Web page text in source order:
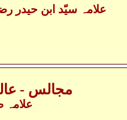
- علامہ سیّد ابن حیدر
مجالس -
-